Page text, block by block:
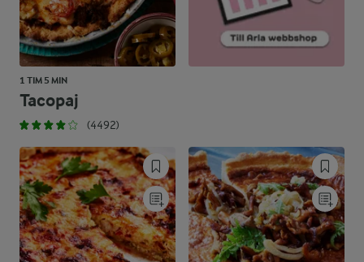
1 TIM 5 MIN
Tacopaj
(4492)